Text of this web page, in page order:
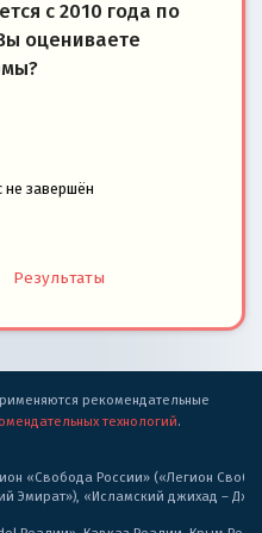
с 2010 года по
оцениваете
не завершён
Результаты
рекомендательные
технологий.
«Свобода России» («Легион
Эмират»), «Исламский джихад –